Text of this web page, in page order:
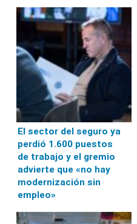
El sector del seguro ya
perdió 1.600 puestos
de trabajo y el gremio
advierte que «no hay
modernización sin
empleo»